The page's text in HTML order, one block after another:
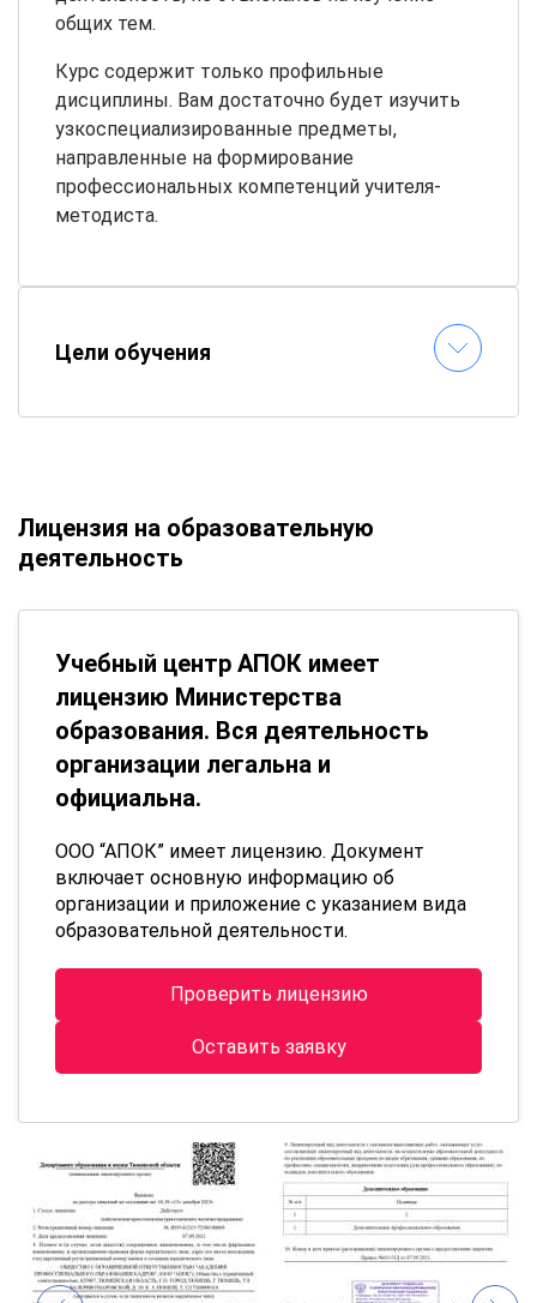
общих тем.
Курс содержит только профильные
дисциплины. Вам достаточно будет изучить
узкоспециализированные предметы,
направленные на формирование
профессиональных компетенций учителя-
методиста.
Цели обучения
Лицензия на образовательную
деятельность
Учебный центр АПОК имеет
лицензию Министерства
образования. Вся деятельность
организации легальна и
официальна.
ООО “АПОК” имеет лицензию. Документ
включает основную информацию об
организации и приложение с указанием вида
образовательной деятельности.
Проверить лицензию
Оставить заявку